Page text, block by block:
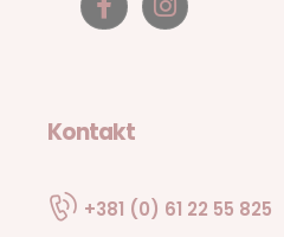
Kontakt
+381 (0) 61 22 55 825